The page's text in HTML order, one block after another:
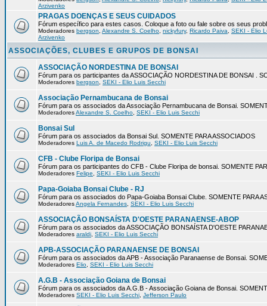
Arzivenko
PRAGAS DOENÇAS E SEUS CUIDADOS
Fórum específico para estes casos. Coloque a foto ou fale sobre os seus
Moderadores bergson Alexandre S. Coelho nickyfury, Ricardo Paiva
SEKI - Elio
Arzivenko
ASSOCIAÇÕES, CLUBES E GRUPOS DE BONSAI
ASSOCIAÇÃO NORDESTINA DE BONSAI
Fórum para os participantes da ASSOCIAÇÃO NORDESTINA DE BONSAI .
Moderadores bergson SEKI - Elio Luis Secchi
Associação Pernambucana de Bonsai
Fórum para os associados da Associação Pernambucana de Bonsai.
ModeradoresAlexandre S. Coelho SEKI - Elio Luis Secchi
Bonsai Sul
Fórum para os associados da Bonsai Sul. SOMENTE PARA ASSOCIADOS
Moderadores Luis A. de Macedo Rodrigu SEKI - Elio Luis Secchi
CFB - Clube Floripa de Bonsai
Fórum para os participantes do CFB - Clube Floripa de bonsai. SOMENTE
Moderadores Felipe SEKI - Elio Luis Secchi
Papa-Goiaba Bonsai Clube - RJ
Fórum para os associados do Papa-Goiaba Bonsai Clube. SOMENTE PARA
ModeradoresAngela Fernandes SEKI - Elio Luis Secchi
ASSOCIAÇÃO BONSAÍSTA D'OESTE PARANAENSE-ABOP
Fórum para os associados da ASSOCIAÇÃO BONSAÍSTA D'OESTE
Moderadores araldi SEKI - Elio Luis Secchi
APB-ASSOCIAÇÃO PARANAENSE DE BONSAI
Fórum para os associados da APB - Associação Paranaense de Bonsai.
Moderadores Elio SEKI - Elio Luis Secchi
A.G.B - Associação Goiana de Bonsai
Fórum para os associados da A.G.B - Associação Goiana de Bonsai.
Moderadores SEKI - Elio Luis Secchi Jefferson Paulo